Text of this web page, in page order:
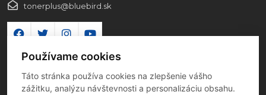
tonerplus@bluebird.sk
Používame cookies
Táto stránka používa cookies na zlepšenie vášho
zážitku, analýzu návštevnosti a personalizáciu obsahu.